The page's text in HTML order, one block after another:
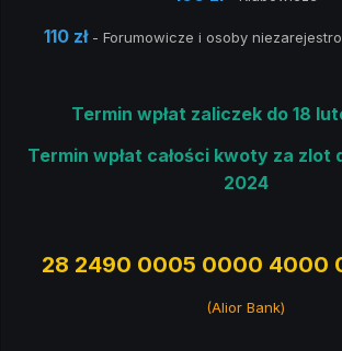
110 zł- Forumowicze i osoby
Termin wpłat zaliczek do 18
Termin wpłat całości kwoty za zlot
2024
28 2490 0005 0000 4000
(Alior Bank)